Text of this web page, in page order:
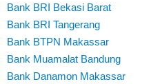
Bank BRI Bekasi Barat
Bank BRI Tangerang
Bank BTPN Makassar
Bank Muamalat Bandung
Bank Danamon Makassar